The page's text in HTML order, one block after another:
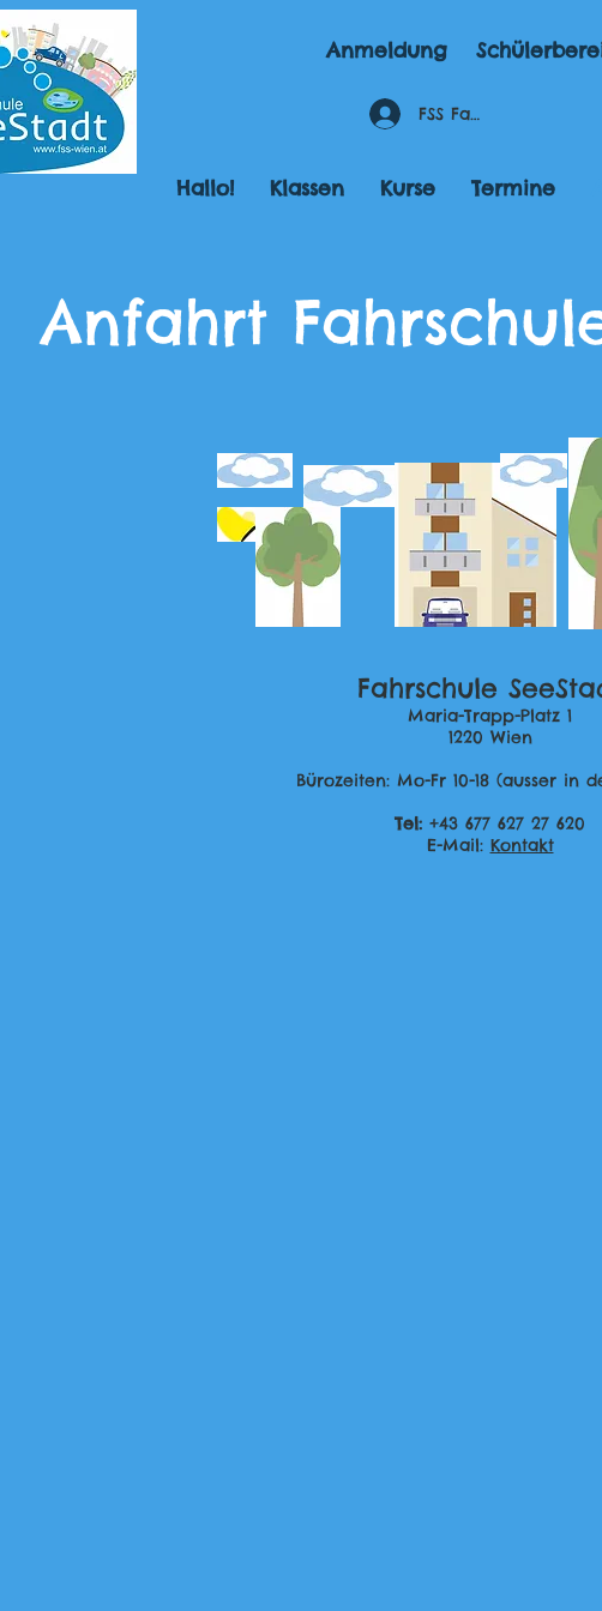
Anmeldung
FSS Fahrstundenportal
Hallo! Klassen Kurse Termine
Anfahrt
Fahrschule
Maria-Trapp-Platz 1
1220 Wien
Bürozeiten: Mo-Fr 10-18 (ausser in
Tel: +43 677 627 27 620
E-Mail: Kontakt